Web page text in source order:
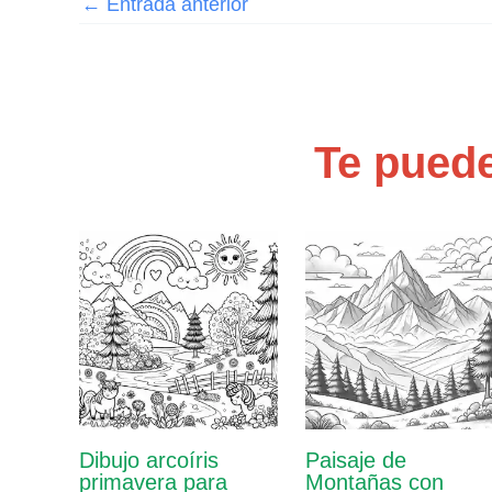
← Entrada anterior
Te
Dibujo arcoíris
primavera para
Paisaje de
Montañas con